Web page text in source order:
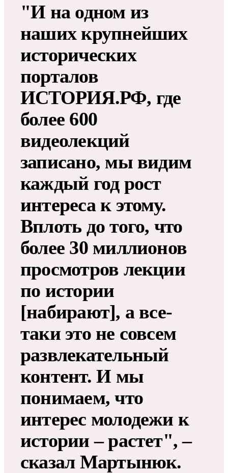
"И на одном из
наших крупнейших
исторических
порталов
ИСТОРИЯ.РФ, где
более 600
видеолекций
записано, мы видим
каждый год рост
интереса к этому.
Вплоть до того, что
более 30 миллионов
просмотров лекции
по истории
[набирают], а все-
таки это не совсем
развлекательный
контент. И мы
понимаем, что
интерес молодежи к
истории – растет", –
сказал Мартынюк.